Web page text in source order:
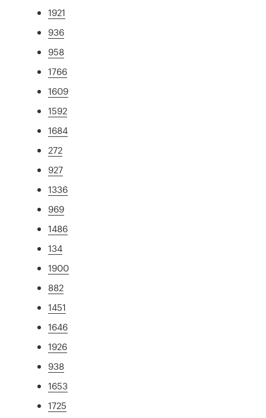
1921
936
958
1766
1609
1592
1684
272
927
1336
969
1486
134
1900
882
1451
1646
1926
938
1653
1725